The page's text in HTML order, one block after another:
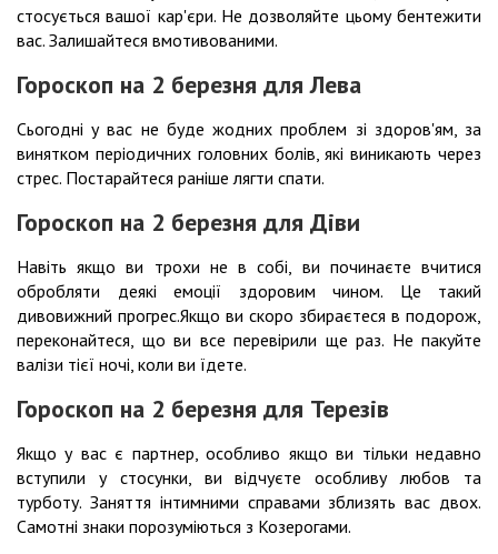
стосується вашої кар'єри. Не дозволяйте цьому бентежити
вас. Залишайтеся вмотивованими.
Гороскоп на 2 березня для Лева
Сьогодні у вас не буде жодних проблем зі здоров'ям, за
винятком періодичних головних болів, які виникають через
стрес. Постарайтеся раніше лягти спати.
Гороскоп на 2 березня для Діви
Навіть якщо ви трохи не в собі, ви починаєте вчитися
обробляти деякі емоції здоровим чином. Це такий
дивовижний прогрес.Якщо ви скоро збираєтеся в подорож,
переконайтеся, що ви все перевірили ще раз. Не пакуйте
валізи тієї ночі, коли ви їдете.
Гороскоп на 2 березня для Терезів
Якщо у вас є партнер, особливо якщо ви тільки недавно
вступили у стосунки, ви відчуєте особливу любов та
турботу. Заняття інтимними справами зблизять вас двох.
Самотні знаки порозуміються з Козерогами.